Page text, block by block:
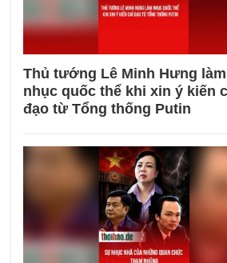
Thủ tướng Lê Minh Hưng làm
nhục quốc thể khi xin ý kiến
đạo từ Tổng thống Putin